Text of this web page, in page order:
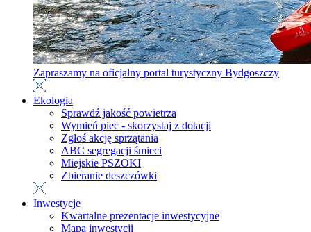
Zapraszamy na oficjalny portal turystyczny Bydgoszczy
Ekologia
Sprawdź jakość powietrza
Wymień piec - skorzystaj z dotacji
Zgłoś akcję sprzątania
ABC segregacji śmieci
Miejskie PSZOKI
Zbieranie deszczówki
Inwestycje
Kwartalne prezentacje inwestycyjne
Mapa inwestycji